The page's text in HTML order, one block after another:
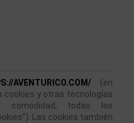
AVENTURICO.COM/ (en
cookies y otras tecnologías
comodidad, todas las
Las cookies también